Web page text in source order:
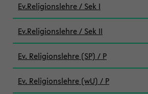
Ev.Religionslehre / Sek I
Ev.Religionslehre / Sek II
Ev. Religionslehre (SP) / P
Ev. Religionslehre (wU) / P